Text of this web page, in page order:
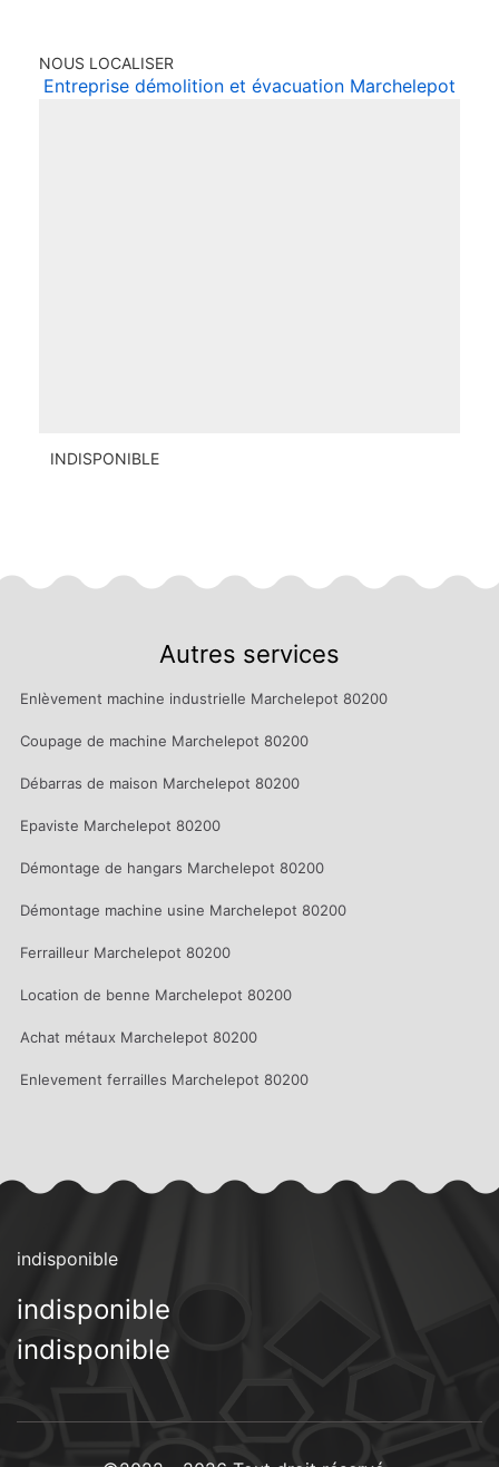
NOUS LOCALISER
Entreprise démolition et évacuation Marchelepot
INDISPONIBLE
Autres services
Enlèvement machine industrielle Marchelepot 80200
Coupage de machine Marchelepot 80200
Débarras de maison Marchelepot 80200
Epaviste Marchelepot 80200
Démontage de hangars Marchelepot 80200
Démontage machine usine Marchelepot 80200
Ferrailleur Marchelepot 80200
Location de benne Marchelepot 80200
Achat métaux Marchelepot 80200
Enlevement ferrailles Marchelepot 80200
indisponible
indisponible
indisponible